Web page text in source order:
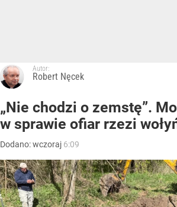
Autor:
Robert Nęcek
„Nie chodzi o zemstę”.
w sprawie ofiar rzezi
Dodano:wczoraj 6:09